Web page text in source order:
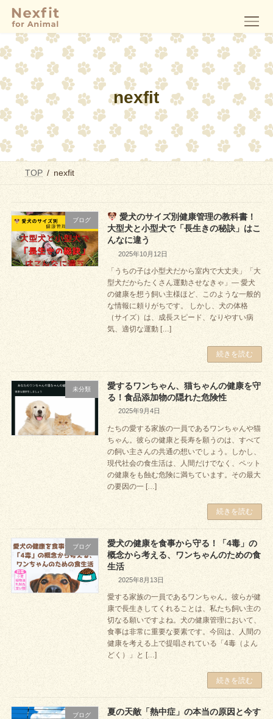
ツ
へ
キ
ッ
シ
ョ
に
移
nexfit
TOP nexfit
ブログ
愛犬のサイズ別健康管理の教科書！
大型犬と小型犬で「長生きの秘訣」はこ
んなに違う
2025年10月12日
「うちの子は小型犬だから室内で大丈夫」「大
型犬だからたくさん運動させなきゃ」— 愛犬
の健康を想う飼い主様ほど、このような一般的
な情報に頼りがちです。 しかし、犬の体格
（サイズ）は、成長スピード、なりやすい病
気、適切な運動 […]
続きを読む
未分類
愛するワンちゃん、猫ちゃんの健康を守
る！食品添加物の隠れた危険性
2025年9月4日
たちの愛する家族の一員であるワンちゃんや猫
ちゃん。彼らの健康と長寿を願うのは、すべて
の飼い主さんの共通の想いでしょう。しかし、
現代社会の食生活は、人間だけでなく、ペット
の健康をも蝕む危険に満ちています。その最大
の要因の一 […]
続きを読む
ブログ
愛犬の健康を食事から守る！「4毒」の
概念から考える、ワンちゃんのための食
生活
2025年8月13日
愛する家族の一員であるワンちゃん。彼らが健
康で長生きしてくれることは、私たち飼い主の
切なる願いですよね。犬の健康管理において、
食事は非常に重要な要素です。今回は、人間の
健康を考える上で提唱されている「4毒（よん
どく）」と […]
続きを読む
ブログ
夏の天敵「熱中症」の本当の原因と今す